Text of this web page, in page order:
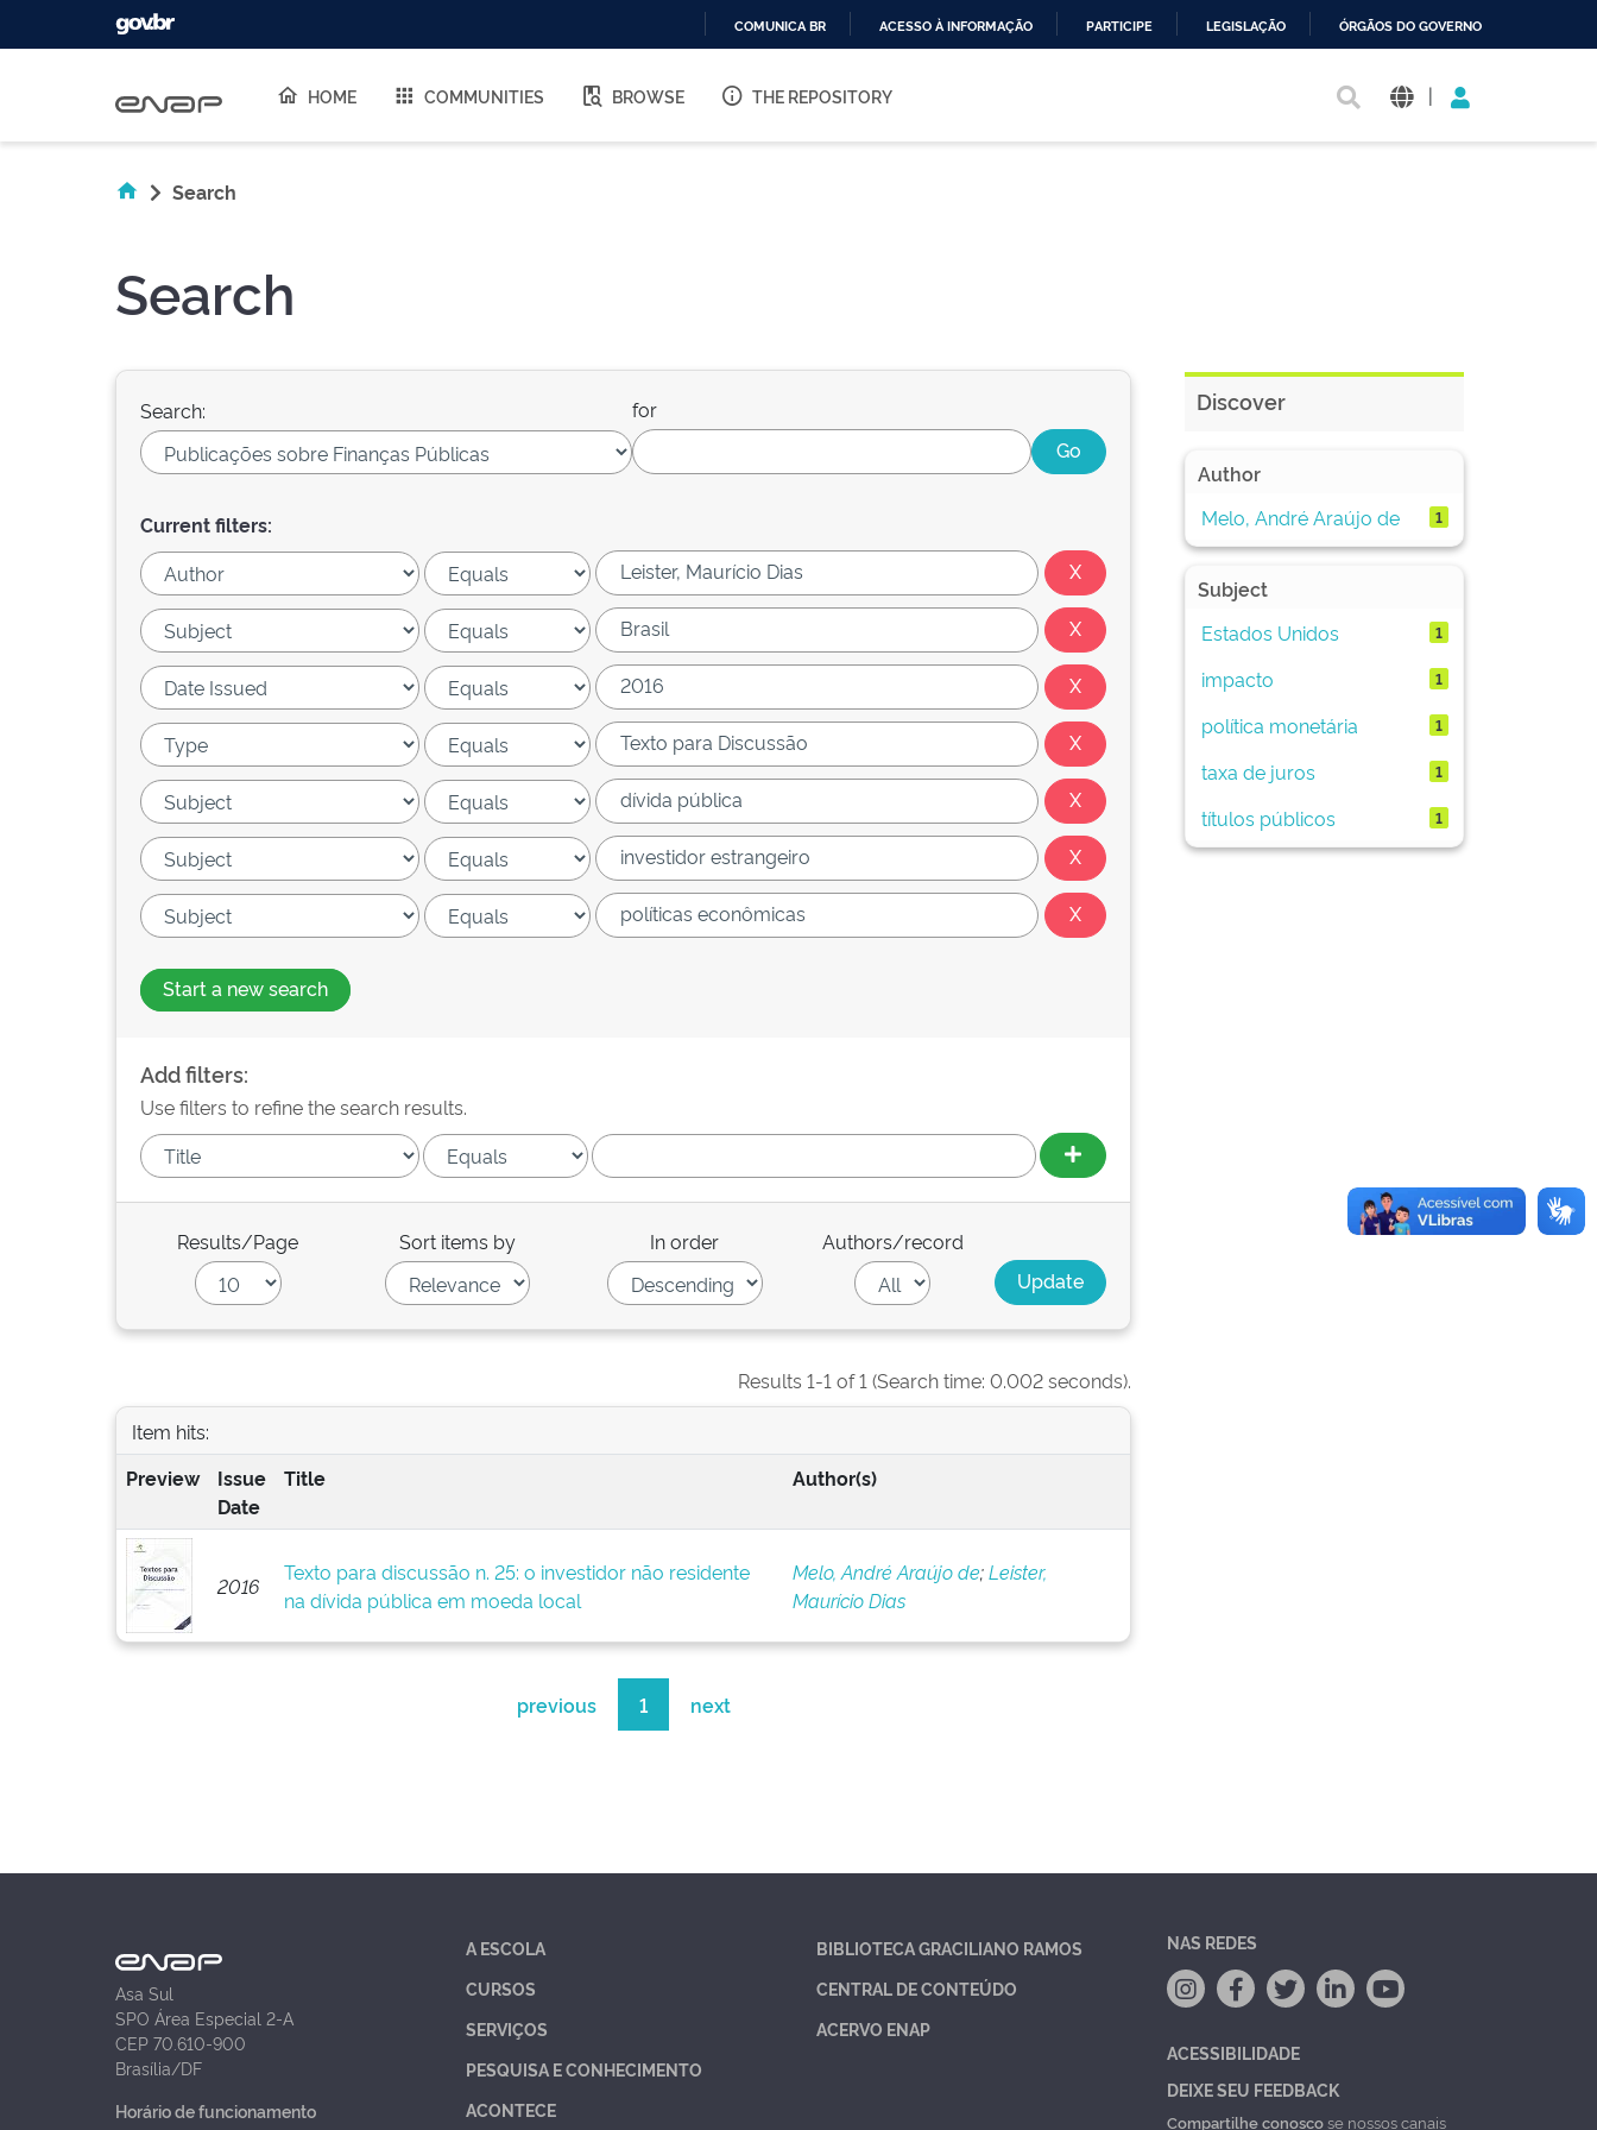
O
COMUNICA BR ACESSO À INFORMAÇÃO PARTICIPE LEGISLAÇÃO ÓRGÃOS DO GOVERNO
HOME COMMUNITIES BROWSE THE REPOSITORY |
Search
Search
Search: for
Current filters:
Start a new search
Add filters:
Use filters to refine the search results.
Results/Page Sort items by In order Authors/record
Results 1-1 of 1 (Search time: 0.002 seconds).
Item hits:
Preview
Issue
Date
Title Author(s)
2016
Texto para discussão n. 25: o investidor não residente
na dívida pública em moeda local
Melo, André Araújo de;Leister,
Maurício Dias
previous 1 next
Discover
Author
Melo, André Araújo de
1
Subject
Estados Unidos
1
impacto 1
política monetária 1
taxa de juros 1
títulos públicos 1
Asa Sul
SPO Área Especial 2-A
CEP 70.610-900
Brasília/DF
Horário de funcionamento
A ESCOLA
CURSOS
SERVIÇOS
PESQUISA E CONHECIMENTO
ACONTECE
BIBLIOTECA GRACILIANO RAMOS
CENTRAL DE CONTEÚDO
ACERVO ENAP
NAS REDES
ACESSIBILIDADE
DEIXE SEU FEEDBACK
Compartilhe conoscose nossos canais